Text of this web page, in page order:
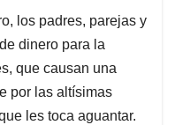
los padres, parejas y
dinero para la
que causan una
por las altísimas
les toca aguantar.